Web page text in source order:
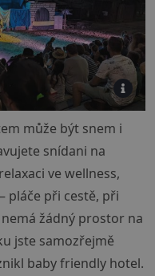
může být snem i
snídani na
ve wellness,
pláče při cestě, při
žádný prostor na
jste samozřejmě
baby friendly hotel.